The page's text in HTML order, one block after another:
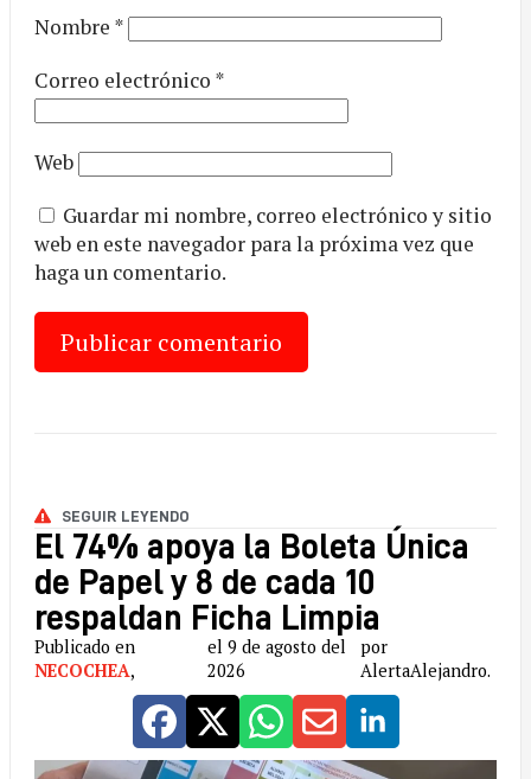
Nombre *
Correo electrónico *
Web
Guardar mi nombre, correo electrónico y sitio
web en este navegador para la próxima vez que
haga un comentario.
SEGUIR LEYENDO
El 74% apoya la Boleta Única
de Papel y 8 de cada 10
respaldan Ficha Limpia
Publicado en
NECOCHEA,
el 9 de agosto del
2026
por
AlertaAlejandro.